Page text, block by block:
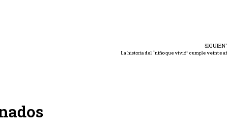
La historia del “niño que vivió” cumple veinte